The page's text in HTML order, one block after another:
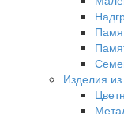
Изделия